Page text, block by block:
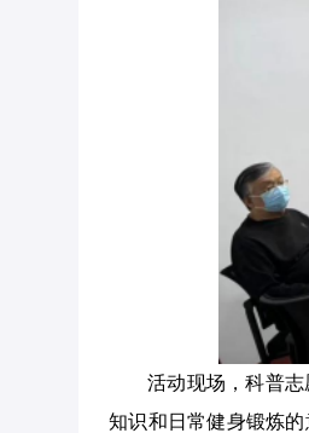
活动现场，科普
知识和日常健身锻炼